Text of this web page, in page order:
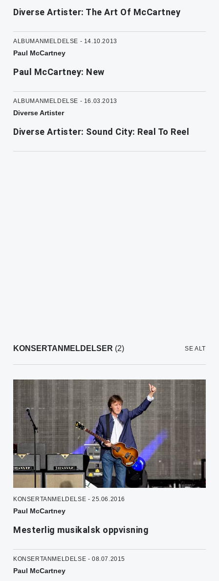
Diverse Artister: The Art Of McCartney
ALBUMANMELDELSE - 14.10.2013
Paul McCartney
Paul McCartney: New
ALBUMANMELDELSE - 16.03.2013
Diverse Artister
Diverse Artister: Sound City: Real To Reel
KONSERTANMELDELSER (2) SE ALT
KONSERTANMELDELSE - 25.06.2016
Paul McCartney
Mesterlig musikalsk oppvisning
KONSERTANMELDELSE - 08.07.2015
Paul McCartney